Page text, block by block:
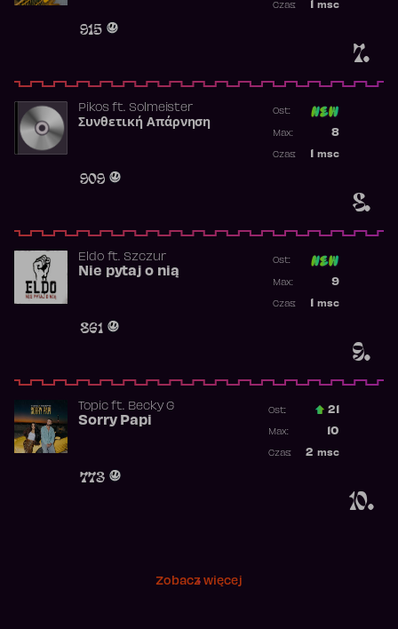
7.
915
msc
Czas:
8.
Pikosft. Solmeister
Συνθετική Απάρνηση
909
Ost:
8
Max:
msc
Czas:
9.
Eldoft. Szczur
Nie pytaj o nią
861
Ost:
9
Max:
msc
Czas:
10.
Topicft. Becky G
Sorry Papi
773
Ost.: 21
10
Max:
2 msc
Czas:
Zobacz więcej